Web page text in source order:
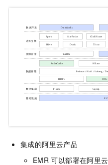
集成的阿里云产品
EMR 可以部署在阿里云